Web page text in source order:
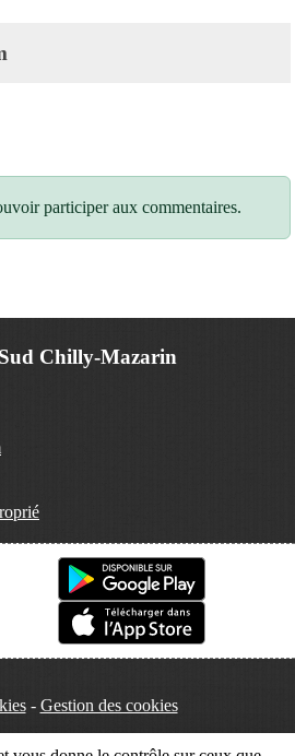
participer aux commentaires.
Chilly-Mazarin
Gestion des cookies